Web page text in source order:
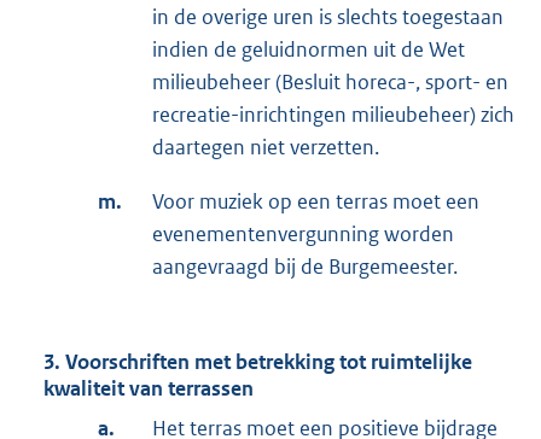
in de overige uren is slechts toegestaan
indien de geluidnormen uit de Wet
milieubeheer (Besluit horeca-, sport- en
recreatie-inrichtingen milieubeheer) zich
daartegen niet verzetten.
m.
Voor muziek op een terras moet een
evenementenvergunning worden
aangevraagd bij de Burgemeester.
3. Voorschriften met betrekking tot ruimtelijke
kwaliteit van terrassen
a.
Het terras moet een positieve bijdrage